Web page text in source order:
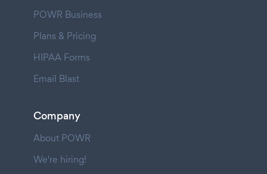
POWR Business
Plans & Pricing
HIPAA Forms
Email Blast
Company
About POWR
We're hiring!